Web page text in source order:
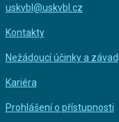
uskvbl@uskvbl.cz
Kontakty
Nežádoucí účinky a
Kariéra
Prohlášení o přístupnosti